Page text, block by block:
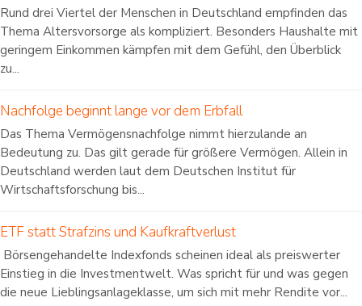
Rund drei Viertel der Menschen in Deutschland empfinden das
Thema Altersvorsorge als kompliziert. Besonders Haushalte mit
geringem Einkommen kämpfen mit dem Gefühl, den Überblick
zu...
Nachfolge beginnt lange vor dem Erbfall
Das Thema Vermögensnachfolge nimmt hierzulande an
Bedeutung zu. Das gilt gerade für größere Vermögen. Allein in
Deutschland werden laut dem Deutschen Institut für
Wirtschaftsforschung bis...
ETF statt Strafzins und Kaufkraftverlust
Börsengehandelte Indexfonds scheinen ideal als preiswerter
Einstieg in die Investmentwelt. Was spricht für und was gegen
die neue Lieblingsanlageklasse, um sich mit mehr Rendite vor...